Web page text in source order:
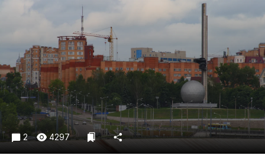
Общество
Праздники
Происшествия
Спорт
Экономика и бизнес
ПРОЕКТЫ
Блоги
2 4297